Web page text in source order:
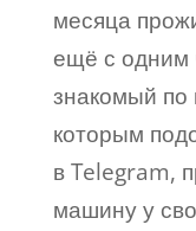
месяца
ещё с одним
знакомый
которым
в Telegram,
машину у